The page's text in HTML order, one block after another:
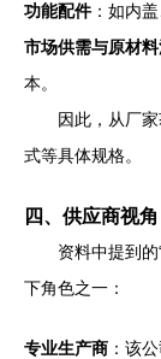
功能配件：如内
市场供需与原材
本。
因此，从厂
式等具体规格。
四、供应商视
资料中提到
下角色之一：
专业生产商 ：该